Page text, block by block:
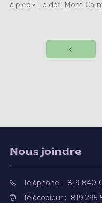
à pied « Le défi Mont-
Nous joindre
Téléphone :
819 840-
Télécopieur :
819 295-